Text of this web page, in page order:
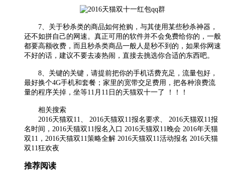
7、关于秒杀类的商品如何抢购，与其使用某些秒杀神器，
还不如拼自己的网速。真正可用的软件并不会免费给你的，一般
都要高额收费，而且秒杀类商品一般人是秒不到的，如果你网速
不好的话，建议不要去凑热闹，直接去挑选你合适的东西吧。
8、关键的关键，请提前把你的手机话费充足，流量包好，
最好换个4G手机和套餐；家里的宽带交足费用，把各种浪费流
量的程序关掉，坐等11月11日的天猫双十一了 ！！！
相关搜索
2016天猫双11、 2016天猫双11报名要求、 2016天猫双11报
名时间，2016天猫双11报名入口 2016天猫双11晚会 2016年天猫
双11，2016天猫双11策略全解 2016天猫双11活动报名 2016天猫
双11狂欢夜
推荐阅读